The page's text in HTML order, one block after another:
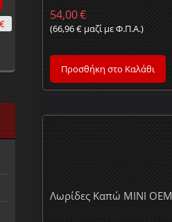
54,00€
(66,96€ μαζί με Φ.Π.Α.)
Προσθήκη στο Καλάθι
Λωρίδες Καπώ MINI OEM